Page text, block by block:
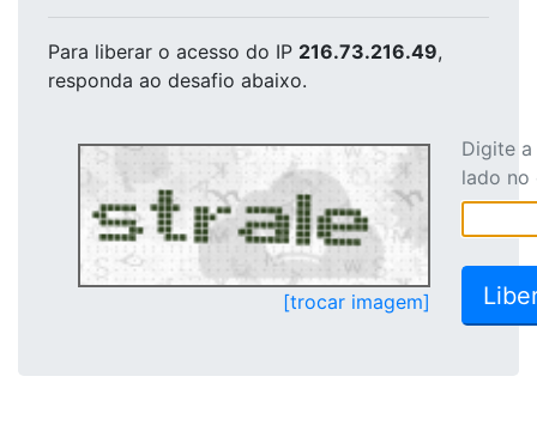
Para liberar o acesso do IP 216.73.216.49,
responda ao desafio abaixo.
[trocar imagem]
Digite
lado no